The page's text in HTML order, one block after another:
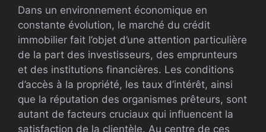
Dans un environnement économique en
constante évolution, le marché du crédit
immobilier fait l’objet d’une attention particulière
de la part des investisseurs, des emprunteurs
et des institutions financières. Les conditions
d’accès à la propriété, les taux d’intérêt, ainsi
que la réputation des organismes prêteurs, sont
autant de facteurs cruciaux qui influencent la
satisfaction de la clientèle. Au centre de ces